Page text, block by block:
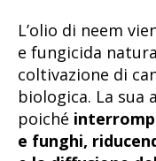
L’olio di neem
e fungicida
coltivazione di
biologica. La sua
poiché
e funghi,